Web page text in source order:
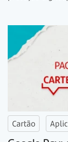
Cartão